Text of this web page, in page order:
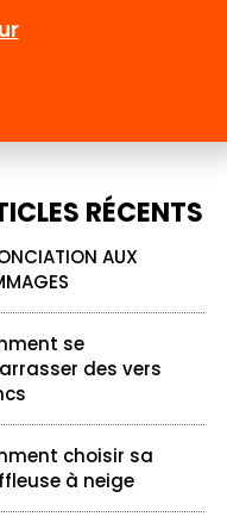
RÉCENTS
AUX
se
des vers
choisir sa
à neige